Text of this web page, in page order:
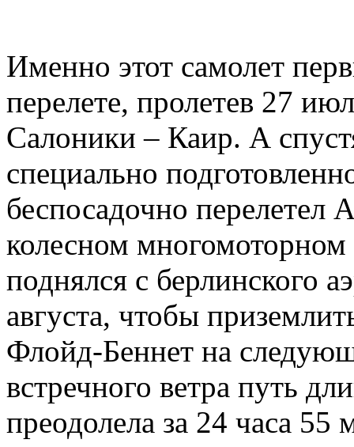
Именно этот самолет
перелете, пролетев 27
Салоники – Каир. А
специально
беспосадочно перелетел
колесном многомоторном
поднялся с берлинского
августа, чтобы
Флойд-Беннет на
встречного ветра путь
преодолела за 24 часа 55